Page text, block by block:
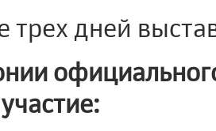
трех дней